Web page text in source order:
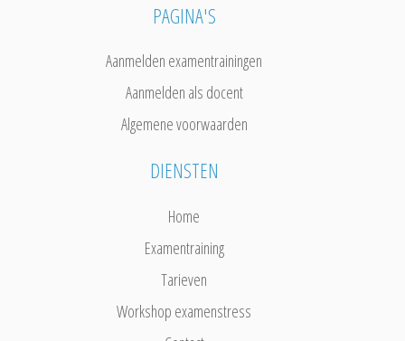
PAGINA'S
Aanmelden examentrainingen
Aanmelden als docent
Algemene voorwaarden
DIENSTEN
Home
Examentraining
Tarieven
Workshop examenstress